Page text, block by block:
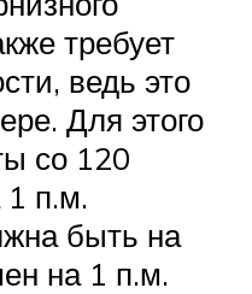
требует
ведь это
Для этого
со 120
1 п.м.
быть на
на 1 п.м.